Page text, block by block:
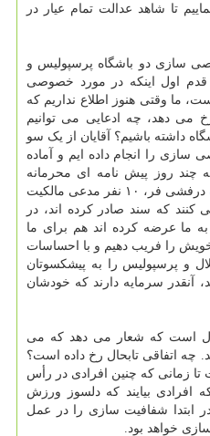
تا شاهد عدالت تمام عیار در
سازی دو باشگاه پرسپولیس و
قدم اول اینکه در مورد خصوصی
ما وقتی هنوز اطلاع نداریم که
می دهد، چه ادعایی می توانیم
داشته باشیم؟ آقایان از یک سو
را انجام داده ایم و آماده
روز پیش نامه ای محرمانه
درفشی فر، ۱۰ نفر مدعی مالکیت
کنند که سند صادر کرده اند، در
ما عرضه کرده اند هم برای ما
را فریب دهیم و با احساسات
و پرسپولیس را به پیشکسوتان
آنقدر سرمایه دارند که خودشان
است که شعار می دهد که می
چه اتفاقی تابحال رخ داده است؟
تا زمانی که چنین افرادی در رأس
بیایند که دلسوز ورزش
ابتدا شفافیت سازی را در عمل
خواهد بود.